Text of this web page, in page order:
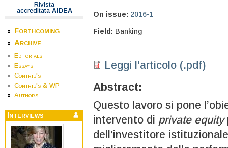
Rivista
accreditata AIDEA
Forthcoming
Archive
Editorials
Essays
Contrib's
Contrib's & WP
Authors
Interviews
On issue: 2016-1
Field: Banking
Leggi l'articolo (.pdf)
Abstract:
Questo lavoro si pone
intervento di private equity
dell’investitore